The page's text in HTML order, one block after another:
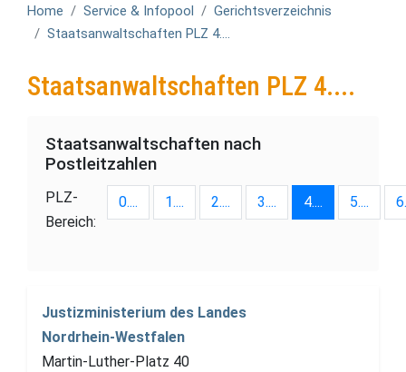
Home Service & Infopool
Gerichtsverzeichnis
Staatsanwaltschaften PLZ 4....
Staatsanwaltschaften PLZ 4....
Staatsanwaltschaften nach
Postleitzahlen
PLZ-
Bereich:
0.... 1.... 2.... 3.... 4.... 5....
Justizministerium des Landes
Nordrhein-Westfalen
Martin-Luther-Platz 40